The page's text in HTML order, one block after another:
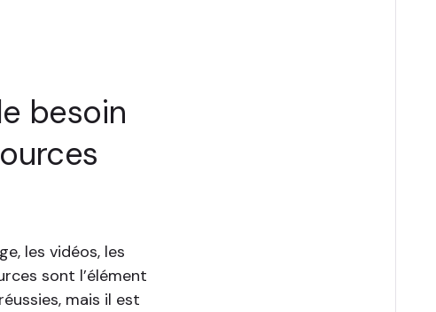
besoin
les vidéos, les
sont l’élément
mais il est